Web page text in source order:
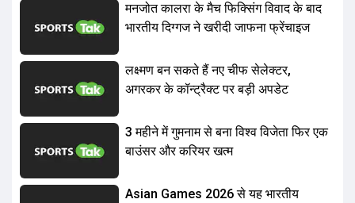
मनजोत कालरा के मैच फिक्स‍िंग विवाद के बाद
भारतीय दिग्गज ने खरीदी जाफना फ्रेंचाइज
लक्ष्मण बन सकते हैं नए चीफ सेलेक्टर,
अगरकर के कॉन्ट्रैक्ट पर बड़ी अपडेट
3 महीने में गुमनाम से बना विश्व विजेता फिर एक
बाउंसर और करियर खत्म
Asian Games 2026 से यह भारतीय